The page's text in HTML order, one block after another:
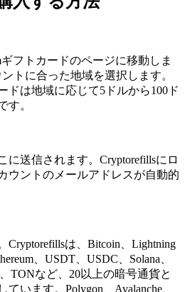
ギフトカードのページに移動しま
トに合った地域を選択します。
ドは地域に応じて5ドルから100ド
す。
に送信されます。Cryptorefillsにロ
ウントのメールアドレスが自動的
Cryptorefillsは、Bitcoin、Lightning
、USDT、USDC、Solana、
TONなど、20以上の暗号通貨と
います。Polygon、Avalanche、